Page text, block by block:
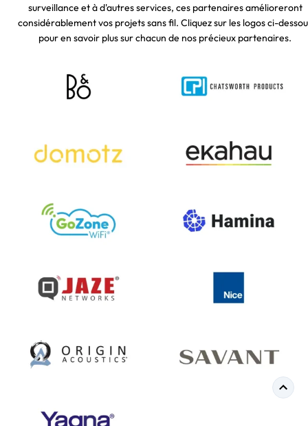
surveillance et à d'autres services, ces partenaires amélioreront
considérablement vos projets sans fil. Cliquez sur les logos ci-
pour en savoir plus sur chacun de nos précieux partenaires.